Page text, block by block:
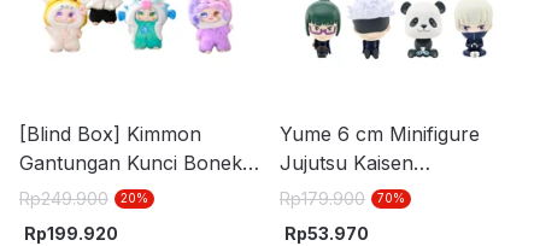
[Blind Box] Kimmon
Gantungan Kunci Boneka
V8
Rp249.900 20%
Rp199.920
Yume 6 cm Minifigure
Jujutsu Kaisen
Bobblehead 11200
Random
Rp179.900 70%
Rp53.970